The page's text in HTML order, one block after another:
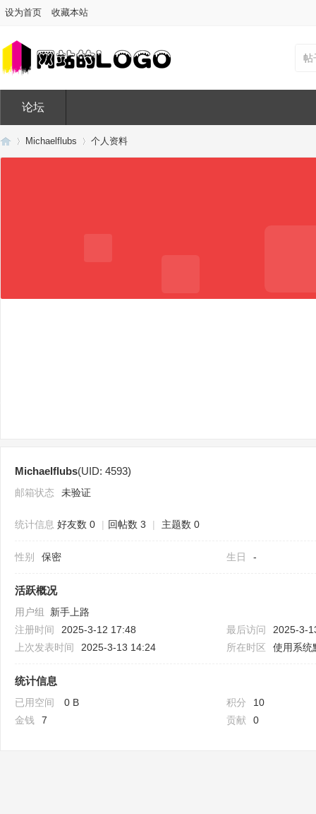
设为首页 收藏本站
帖
论坛
Michaelflubs 个人资料
Michaelflubs(UID: 4593)
邮箱状态 未验证
统计信息 好友数 0 | 回帖数 3 | 主题数 0
性别 保密 生日 -
活跃概况
用户组 新手上路
注册时间
2025-3-12 17:48 最后访问
2025-3-
上次发表时间
2025-3-13 14:24 所在时区 使用系统
统计信息
已用空间 0 B 积分
10
金钱
7 贡献 0